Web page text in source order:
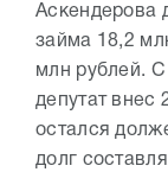
Аскендерова
займа 18,2
млн рублей.
депутат внес
остался
долг